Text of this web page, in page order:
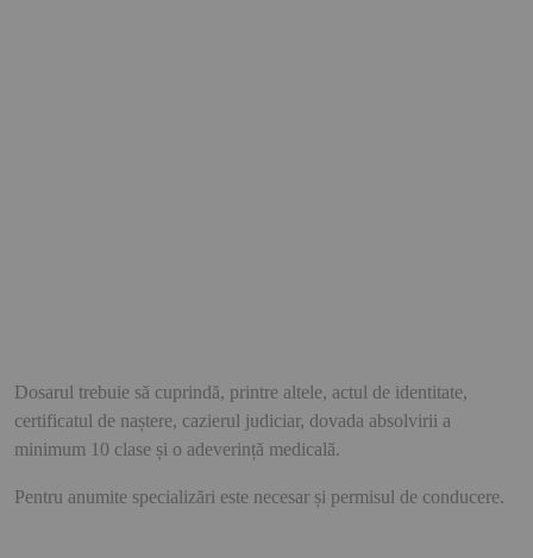
Dosarul trebuie să cuprindă, printre altele, actul de identitate,
certificatul de naștere, cazierul judiciar, dovada absolvirii a
minimum 10 clase și o adeverință medicală.
Pentru anumite specializări este necesar și permisul de conducere.